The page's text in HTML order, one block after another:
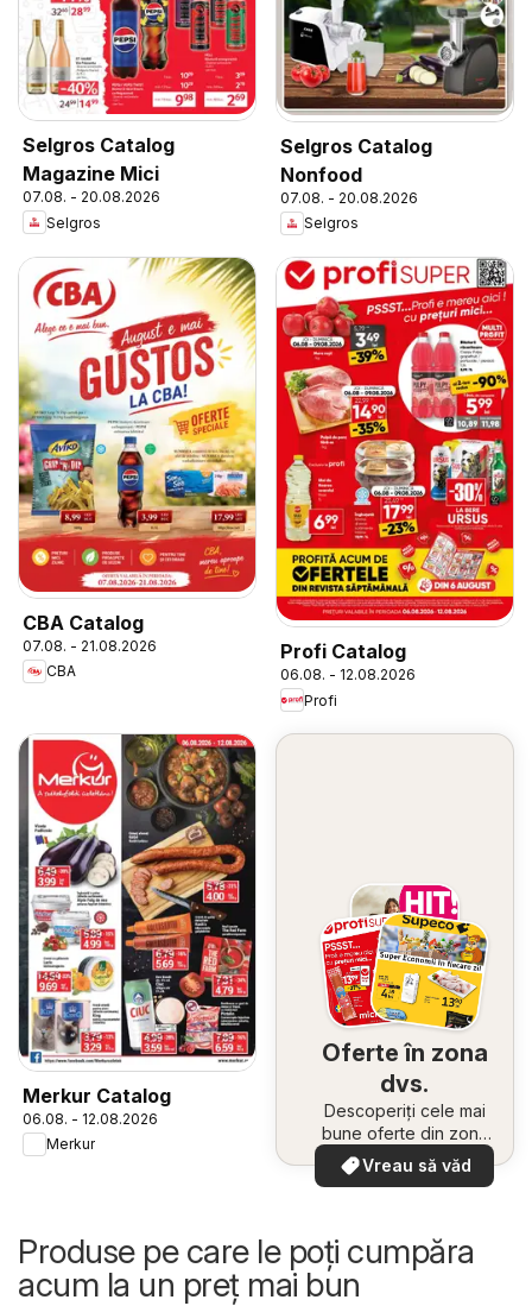
Selgros Catalog
Magazine Mici
07.08. - 20.08.2026
Selgros
Selgros Catalog
Nonfood
07.08. - 20.08.2026
Selgros
CBA Catalog
07.08. - 21.08.2026
CBA
Profi Catalog
06.08. - 12.08.2026
Profi
Merkur Catalog
06.08. - 12.08.2026
Merkur
Oferte în zona
dvs.
Descoperiți cele mai
bune oferte din zona
dumneavoastră
Vreau să văd
Produse pe care le poți cumpăra
acum la un preț mai bun